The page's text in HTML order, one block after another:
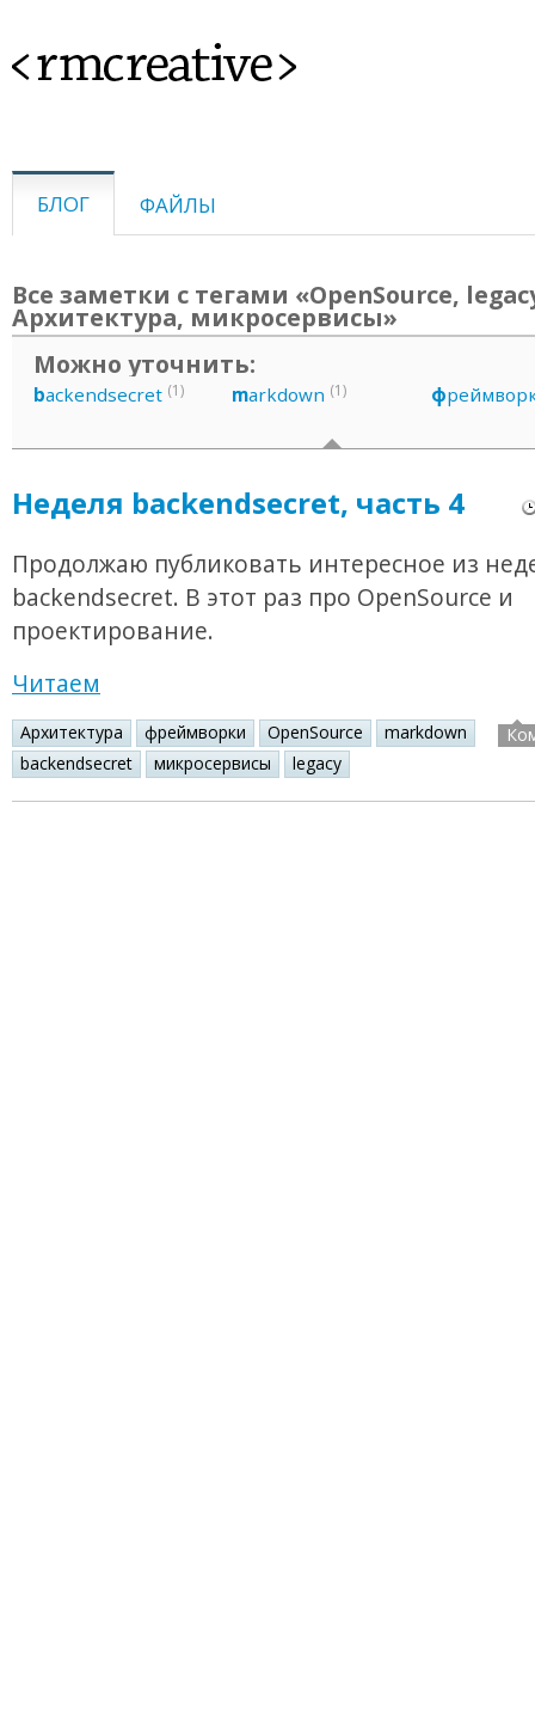
<rmcreative>
БЛОГ ФАЙЛЫ
Все заметки с тегами «OpenSource,
Архитектура, микросервисы»
Можно уточнить:
backendsecret (1) markdown (1) ф
Неделя backendsecret, часть 4
Продолжаю публиковать интересное из
backendsecret. В этот раз про OpenSource и
проектирование.
Читаем
Архитектура фреймворки OpenSource
markdown
backendsecret
микросервисы legacy